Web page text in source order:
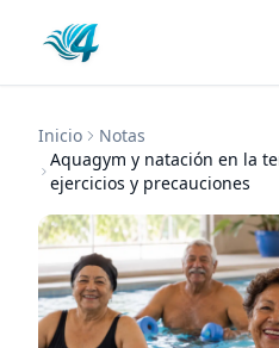
Inicio
Notas
Aquagym y natación en la
ejercicios y precauciones